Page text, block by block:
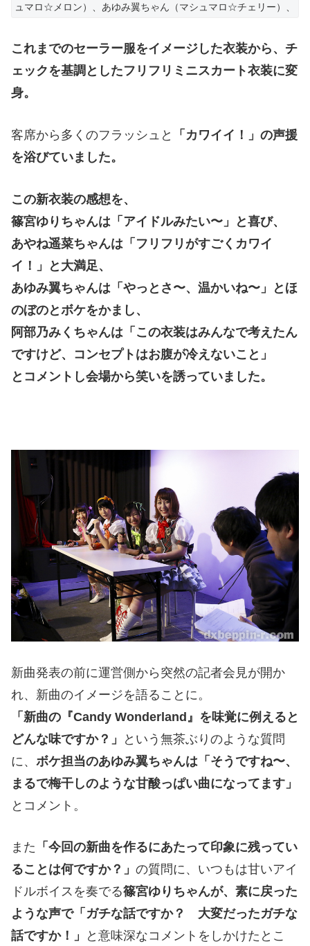
ュマロ☆メロン）、あゆみ翼ちゃん（マシュマロ☆チェリー）、
これまでのセーラー服をイメージした衣装から、チ
ェックを基調としたフリフリミニスカート衣装に変
身。
客席から多くのフラッシュと
「カワイイ！」の声援
を浴びていました。
この新衣装の感想を、
篠宮ゆりちゃんは「アイドルみたい〜」と喜び、
あやね遥菜ちゃんは「フリフリがすごくカワイ
イ！」と大満足、
あゆみ翼ちゃんは「やっとさ〜、温かいね〜」とほ
のぼのとボケをかまし、
阿部乃みくちゃんは「この衣装はみんなで考えたん
ですけど、コンセプトはお腹が冷えないこと」
とコメントし会場から笑いを誘っていました。
新曲発表の前に運営側から突然の記者会見が開か
れ、新曲のイメージを語ることに。
「新曲の『Candy Wonderland』を味覚に例えると
どんな味ですか？」
という無茶ぶりのような質問
に、 ボケ担当のあゆみ翼ちゃんは「そうですね〜、
まるで梅干しのような甘酸っぱい曲になってます」
とコメント。
また 「今回の新曲を作るにあたって印象に残ってい
ることは何ですか？」 の質問に、いつもは甘いアイ
ドルボイスを奏でる篠宮ゆりちゃんが、素に戻った
ような声で「ガチな話ですか？ 大変だったガチな
話ですか！」
と意味深なコメントをしかけたとこ